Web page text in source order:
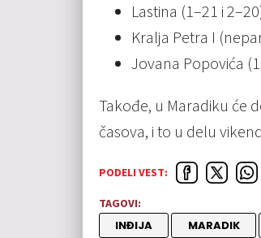
Lastina (1–21 i
Kralja Petra I
Jovana Popovića
Takođe, u Maradiku će
časova, i to u delu
PODELI VEST:
TAGOVI:
INĐIJA MARADIK